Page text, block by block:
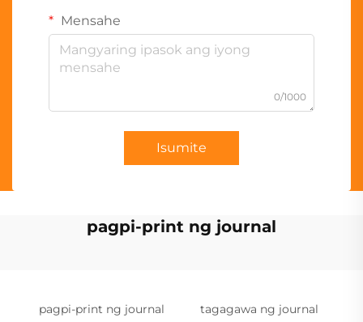
Mensahe
0/1000
Isumite
pagpi-print ng journal
pagpi-print ng journal tagagawa ng journal